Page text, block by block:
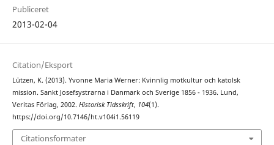
Publiceret
2013-02-04
Citation/Eksport
Lützen, K. (2013). Yvonne Maria Werner: Kvinnlig motkultur och katolsk
mission. Sankt Josefsystrarna i Danmark och Sverige 1856 - 1936. Lund,
Veritas Förlag, 2002. Historisk Tidsskrift, 104(1).
https://doi.org/10.7146/ht.v104i1.56119
Citationsformater